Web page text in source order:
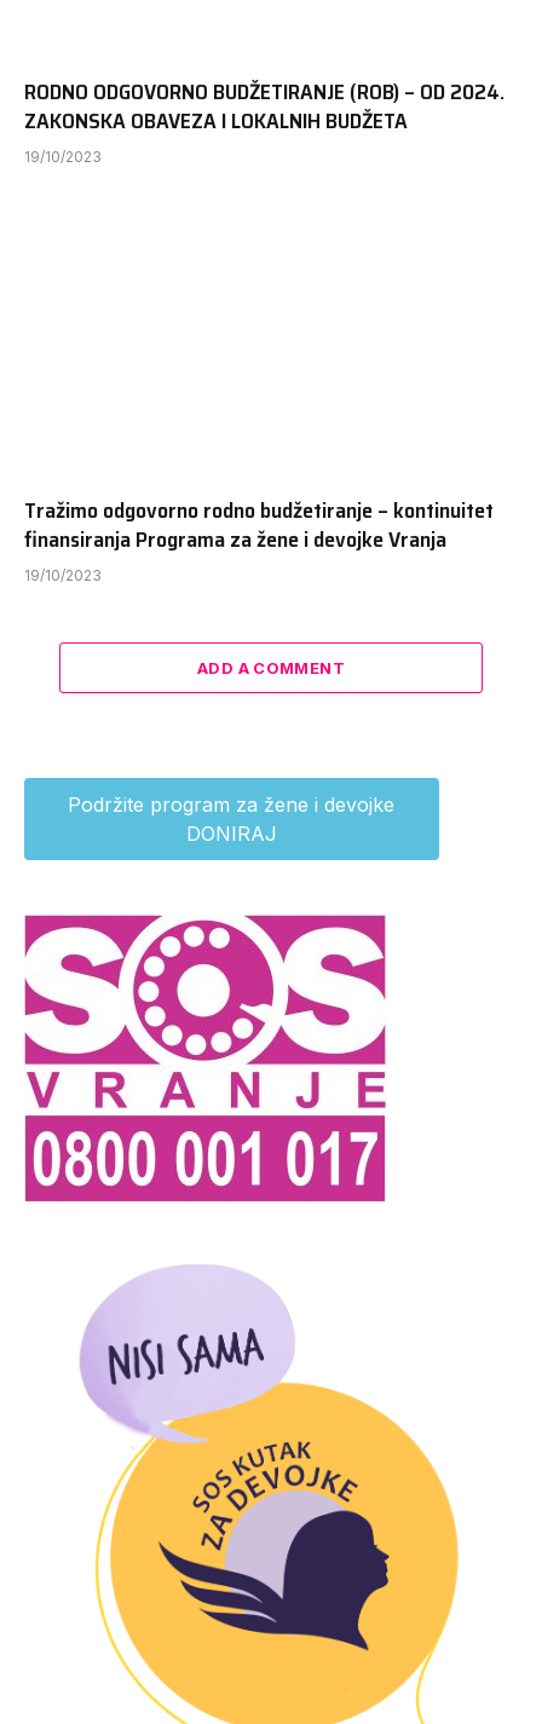
RODNO ODGOVORNO BUDŽETIRANJE (ROB) – OD 2024.
ZAKONSKA OBAVEZA I LOKALNIH BUDŽETA
19/10/2023
Tražimo odgovorno rodno budžetiranje – kontinuitet
finansiranja Programa za žene i devojke Vranja
19/10/2023
ADD A COMMENT
Podržite program za žene i devojke
DONIRAJ